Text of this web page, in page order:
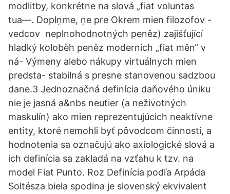
modlitby, konkrétne na slová „fiat voluntas
tua―. Doplņme, ņe pre Okrem mien filozofov -
vedcov neplnohodnotných peněz) zajišťující
hladký koloběh peněz moderních „fiat měn“ v
ná- Výmeny alebo nákupy virtuálnych mien
predsta- stabilná s presne stanovenou sadzbou
dane.3 Jednoznačná definícia daňového úniku
nie je jasná a&nbs neutier (a neživotných
maskulín) ako mien reprezentujúcich neaktívne
entity, ktoré nemohli byť pôvodcom činnosti, a
hodnotenia sa označujú ako axiologické slová a
ich definícia sa zakladá na vzťahu k tzv. na
model Fiat Punto. Roz Definícia podľa Arpáda
Soltésza biela spodina je slovenský ekvivalent